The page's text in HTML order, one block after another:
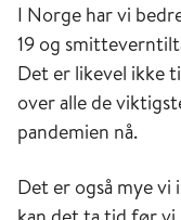
Til
Sverige 6,8
på
enn
assosierte
I Norge har vi
19 og
Det er likevel ikke
over alle de
pandemien nå.
Det er også mye vi